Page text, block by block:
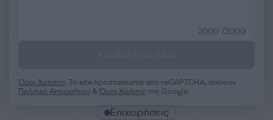
2000 /2000
Όροι Χρήσης. Το site προστατεύεται από reCAPTCHA, ισχύουν
Πολιτική Απορρήτου &Όροι Χρήσης της Google.
Επιχειρήσεις